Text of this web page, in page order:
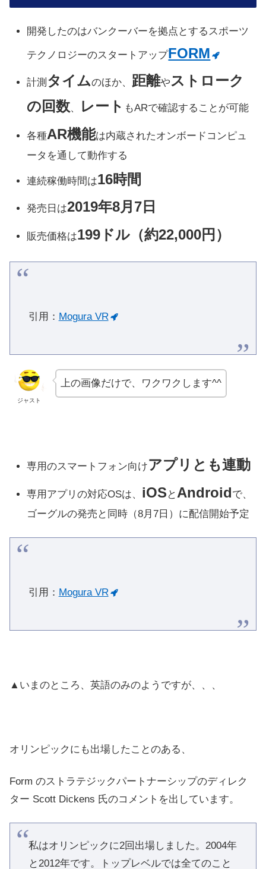
開発したのはバンクーバーを拠点とするスポーツ
テクノロジーのスタートアップFORM
計測 タイムのほか、 距離やストローク
の回数、 レート もARで確認することが可能
各種AR機能は内蔵されたオンボードコンピュ
ータを通して動作する
連続稼働時間は16時間
発売日は2019年8月7日
販売価格は199ドル（約22,000円）
引用： Mogura VR
ジャスト
上の画像だけで、ワクワクします^^
専用のスマートフォン向けアプリとも連動
専用アプリの対応OSは、 iOS とAndroidで、
ゴーグルの発売と同時（8月7日）に配信開始予定
引用： Mogura VR
▲いまのところ、英語のみのようですが、、、
オリンピックにも出場したことのある、
Form のストラテジックパートナーシップのディレク
ター Scott Dickens 氏のコメントを出しています。
私はオリンピックに2回出場しました。2004年
と2012年です。トップレベルでは全てのこと